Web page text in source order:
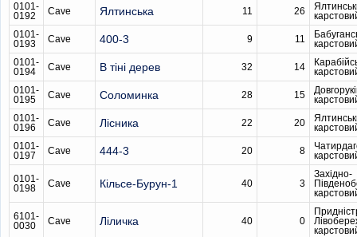
0101-
0192
Cave Ялтинська 11 26
0101-
0193
Cave 400-3 9 11
0101-
0194
Cave В тіні дерев 32 14
0101-
0195
Cave Соломинка 28 15
0101-
0196
Cave Лісника 22 20
0101-
0197
Cave 444-3 20 8
0101-
0198
Cave Кільсе-Бурун-1 40 3
Західно-
6101-
0030
Cave Ліличка 40 0